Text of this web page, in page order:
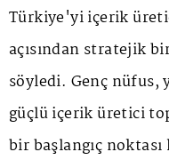
Türkiye'yi içerik
açısından stratejik
söyledi. Genç nüfus,
güçlü içerik üretici
bir başlangıç